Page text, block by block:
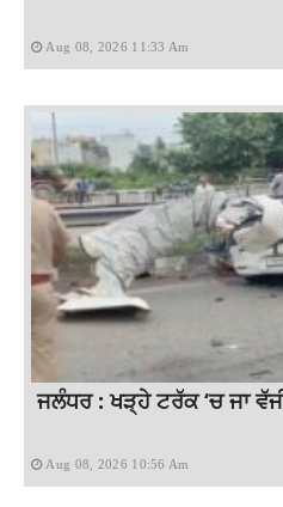
Aug 08, 2026 11:33 Am
ਜਲੰਧਰ : ਖੜ੍ਹੇ ਟਰੱਕ ‘ਚ ਜਾ
Aug 08, 2026 10:56 Am